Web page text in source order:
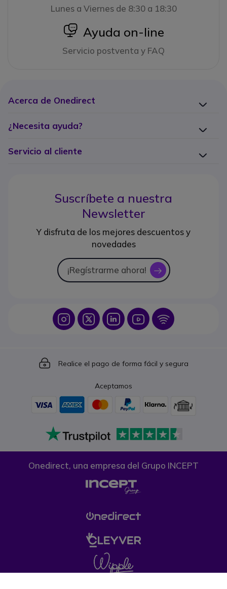
Lunes a Viernes de 8:30 a 18:30
icon
Ayuda on-line
Servicio postventa y FAQ
Acerca de Onedirect
¿Necesita ayuda?
Servicio al cliente
Suscríbete a nuestra
Newsletter
Y disfruta de los mejores descuentos y
novedades
¡Regístrarme ahora! icon
Icon IconIcon Icon Icon
Icon
Realice el pago de forma fácil y segura
Aceptamos
Onedirect, una empresa del Grupo INCEPT